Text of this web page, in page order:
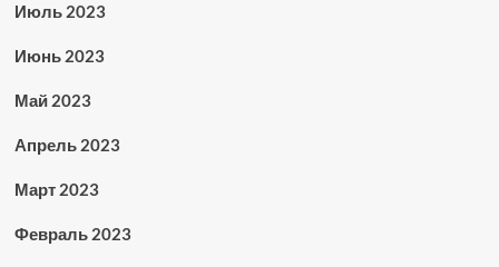
Июль 2023
Июнь 2023
Май 2023
Апрель 2023
Март 2023
Февраль 2023